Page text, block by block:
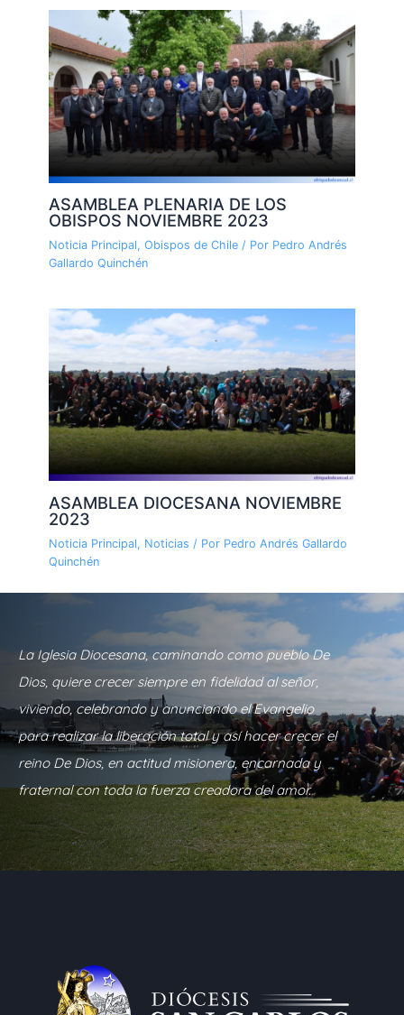
ASAMBLEA PLENARIA DE LOS
OBISPOS NOVIEMBRE 2023
Noticia Principal, Obispos de Chile/ Por Pedro Andrés
Gallardo Quinchén
ASAMBLEA DIOCESANA NOVIEMBRE
2023
Noticia Principal, Noticias / Por Pedro Andrés Gallardo
Quinchén
La Iglesia Diocesana, caminando como pueblo De
Dios, quiere crecer siempre en fidelidad al señor,
viviendo, celebrando y anunciando el Evangelio
para realizar la liberación total y así hacer crecer el
reino De Dios, en actitud misionera, encarnada y
fraternal con toda la fuerza creadora del amor.